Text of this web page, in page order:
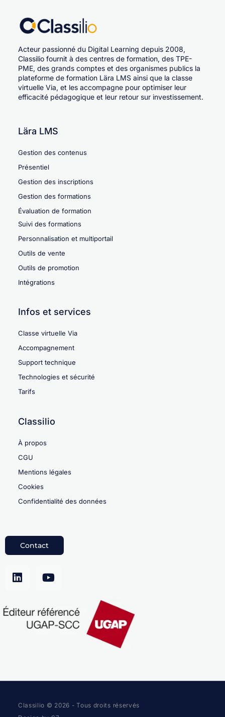
Acteur passionné du Digital Learning depuis 2008,
Classilio fournit à des centres de formation, des TPE-
PME, des grands comptes et des organismes publics la
plateforme de formation Lära LMS ainsi que la classe
virtuelle Via, et les accompagne pour optimiser leur
efficacité pédagogique et leur retour sur investissement.
Lära LMS
Gestion des contenus
Présentiel
Gestion des inscriptions
Gestion des formations
Évaluation de formation
Suivi des formations
Personnalisation et multiportail
Outils de vente
Outils de promotion
Intégrations
Infos et services
Classe virtuelle Via
Accompagnement
Support technique
Technologies et sécurité
Tarifs
Classilio
À propos
CGU
Mentions légales
Cookies
Confidentialité des données
Contact
Classilio © 2026 - Tous droits réservés